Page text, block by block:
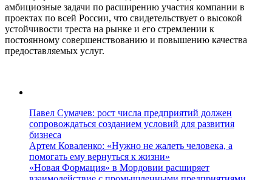
амбициозные задачи по расширению участия компании в
проектах по всей России, что свидетельствует о высокой
устойчивости треста на рынке и его стремлении к
постоянному совершенствованию и повышению качества
предоставляемых услуг.
Павел Сумачев: рост числа предприятий должен
сопровождаться созданием условий для развития
бизнеса
Артем Коваленко: «Нужно не жалеть человека, а
помогать ему вернуться к жизни»
«Новая Формация» в Мордовии расширяет